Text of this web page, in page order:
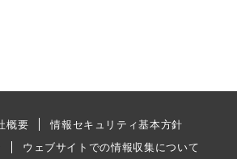
概要
情報セキュリティ基本方針
ウェブサイトでの情報収集について